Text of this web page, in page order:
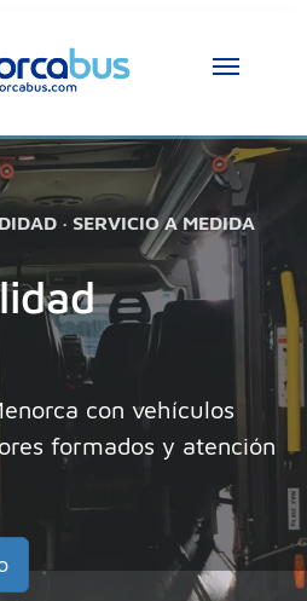
· SERVICIO A MEDIDA
con vehículos
formados y atención